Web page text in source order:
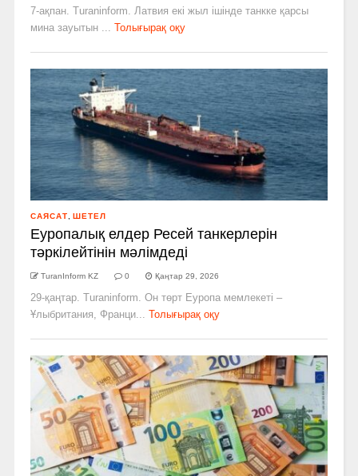
7-ақпан. Turaninform. Латвия екі жыл ішінде танкке қарсы
мина зауытын ...
Толығырақ оқу
САЯСАТ ШЕТЕЛ
Еуропалық елдер Ресей танкерлерін
тәркілейтінін мәлімдеді
TuranInform KZ 0 Қаңтар 29, 2026
29-қаңтар. Turaninform. Он төрт Еуропа мемлекеті –
Ұлыбритания, Франци...
Толығырақ оқу